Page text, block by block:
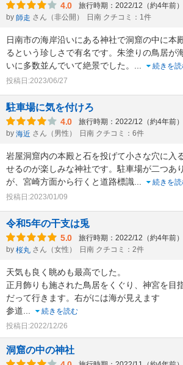
4.0 旅行時期：2022/12（約4年前）
by 師走 さん（非公開） 日南 クチコミ：1件
日南市の海岸沿いにある神社で洞窟の中に本
るという珍しさで有名です。朱塗りの鳥居が
いに多数並んでいて絶景でした。
続きを
投稿日:2023/06/27
駐車場に気を付けろ
4.0 旅行時期：2022/12（約4年前）
by 海近 さん（男性） 日南 クチコミ：6件
岩屋洞窟内の本殿と石を投げて小さな穴に入
せるのが楽しみな神社です。駐車場が二つあ
が、宮崎方面から行くと道路標識
続きを
投稿日:2023/01/09
令和5年の干支は兎
5.0 旅行時期：2022/12（約4年前）
by 桜丸 さん（女性） 日南 クチコミ：2件
天気も良く眺めも最高でした。
正月飾りも施された鳥居をくぐり、神宮を目
だって行きます。右がには海が見えます
参道
続きを読む
投稿日:2022/12/26
洞窟の中の神社